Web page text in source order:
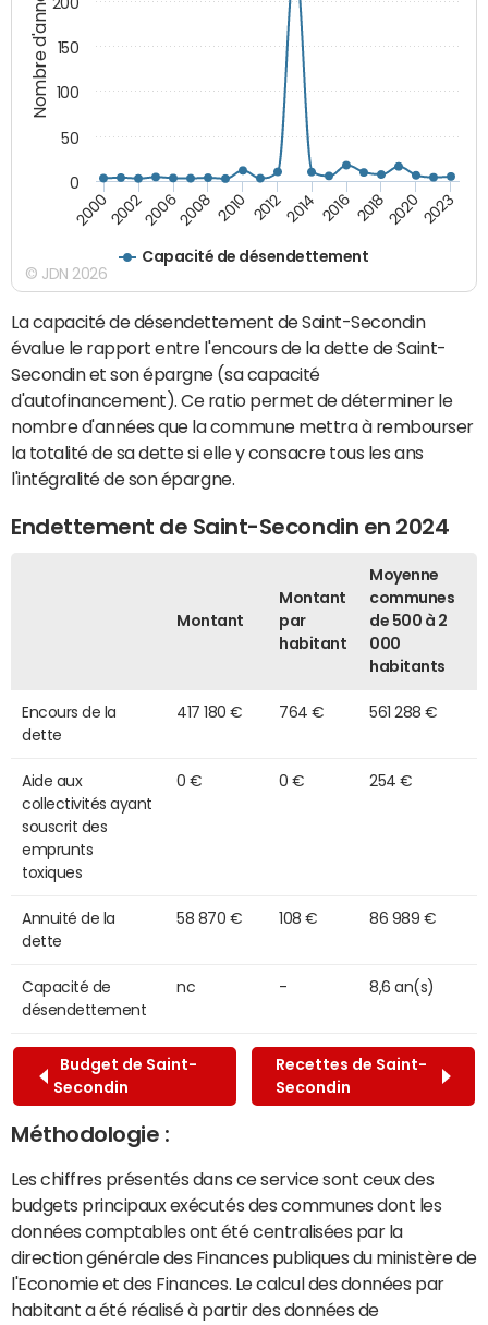
Nombre d'années
Capacité de désendettement
2000200220062008 2010 20122014 2016 201820202023
0
50
100
150
© JDN 2026
La capacité de désendettement de Saint-Secondin
évalue le rapport entre l'encours de la dette de Saint-
Secondin et son épargne (sa capacité
d'autofinancement). Ce ratio permet de déterminer le
nombre d'années que la commune mettra à rembourser
la totalité de sa dette si elle y consacre tous les ans
l'intégralité de son épargne.
Endettement de Saint-Secondin en 2024
Montant
Montant
par
habitant
Moyenne
communes
de 500 à 2
000
habitants
Encours de la
dette
417 180 € 764 € 561 288 €
Aide aux
collectivités ayant
souscrit des
emprunts
toxiques
0 € 0 € 254 €
Annuité de la
dette
58 870 € 108 € 86 989 €
Capacité de
désendettement
nc - 8,6 an(s)
Budget de Saint-
Secondin
Recettes de Saint-
Secondin
Méthodologie :
Les chiffres présentés dans ce service sont ceux des
budgets principaux exécutés des communes dont les
données comptables ont été centralisées par la
direction générale des Finances publiques du ministère de
l'Economie et des Finances. Le calcul des données par
habitant a été réalisé à partir des données de